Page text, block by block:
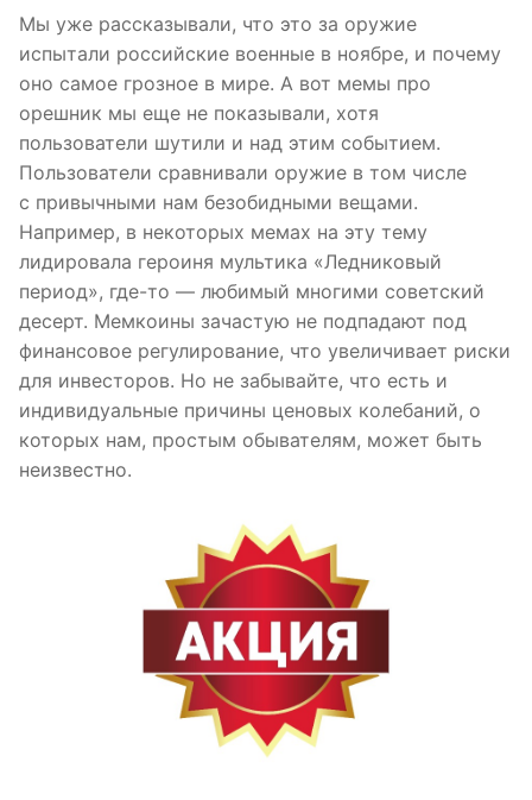
Мы уже рассказывали, что это за оружие
испытали российские военные в ноябре, и почему
оно самое грозное в мире. А вот мемы про
орешник мы еще не показывали, хотя
пользователи шутили и над этим событием.
Пользователи сравнивали оружие в том числе
с привычными нам безобидными вещами.
Например, в некоторых мемах на эту тему
лидировала героиня мультика «Ледниковый
период», где-то — любимый многими советский
десерт. Мемкоины зачастую не подпадают под
финансовое регулирование, что увеличивает риски
для инвесторов. Но не забывайте, что есть и
индивидуальные причины ценовых колебаний, о
которых нам, простым обывателям, может быть
неизвестно.